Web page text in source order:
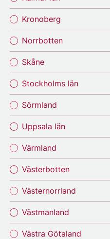
Kronoberg
Norrbotten
Skåne
Stockholms län
Sörmland
Uppsala län
Värmland
Västerbotten
Västernorrland
Västmanland
Västra Götaland